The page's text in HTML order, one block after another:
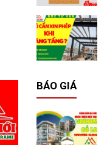
BÁO GIÁ